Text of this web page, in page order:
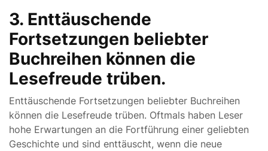
3. Enttäuschende
Fortsetzungen beliebter
Buchreihen können die
Lesefreude trüben.
Enttäuschende Fortsetzungen beliebter Buchreihen
können die Lesefreude trüben. Oftmals haben Leser
hohe Erwartungen an die Fortführung einer geliebten
Geschichte und sind enttäuscht, wenn die neue